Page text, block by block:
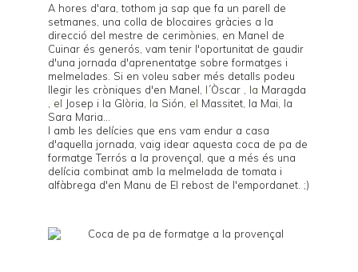
A hores d'ara, tothom ja sap que fa un parell de
setmanes, una colla de blocaires gràcies a la
direcció del mestre de cerimònies, en Manel de
Cuinar és generós , vam tenir l'oportunitat de gaudir
d'una jornada d'aprenentatge sobreformatges i
melmelades . Si en voleu saber més detalls podeu
llegir les cròniques d'en Manel l´Òscar la Maragda
el Josep i la Glòria la Sión el Massitet , la Mai , la
Sara Maria
I amb les delícies que ens vam endur a casa
d'aquella jornada, vaig idear aquesta coca de pa de
formatgeTerrós a la provençal, que a més és una
delícia combinat amb la melmelada de tomata i
alfàbrega d'en Manu de El rebost de l'empordanet . ;)